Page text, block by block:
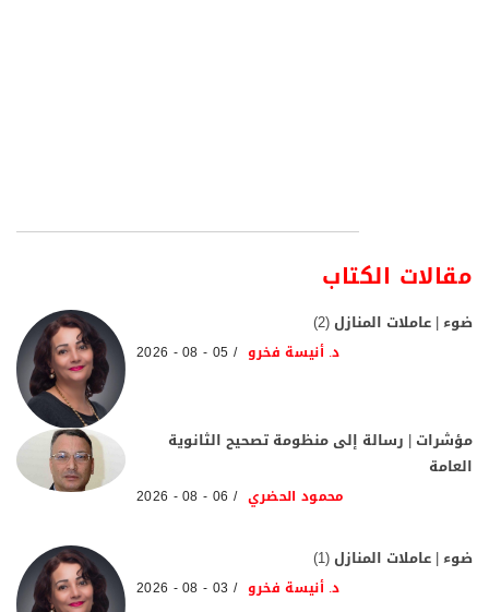
مقالات الكتاب
ضوء | عاملات المنازل (2)
د. أنيسة فخرو 05 - 08 - 2026
مؤشرات | رسالة إلى منظومة تصحيح الثانوية
العامة
محمود الحضري 06 - 08 - 2026
ضوء | عاملات المنازل (1)
د. أنيسة فخرو 03 - 08 - 2026